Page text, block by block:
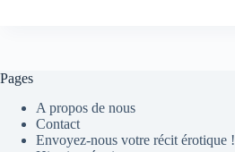
Pages
A propos de nous
Contact
Envoyez-nous votre récit érotique !